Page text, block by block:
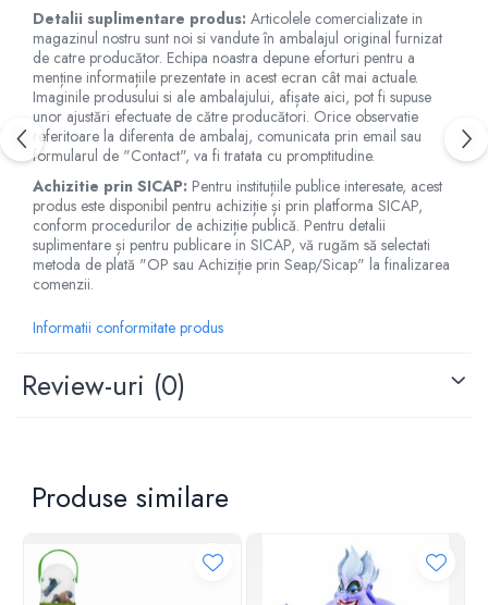
Detalii suplimentare produs: Articolele comercializate in
magazinul nostru sunt noi si vandute în ambalajul original furnizat
de catre producător. Echipa noastra depune eforturi pentru a
menține informațiile prezentate in acest ecran cât mai actuale.
Imaginile produsului si ale ambalajului, afișate aici, pot fi supuse
unor ajustări efectuate de către producători. Orice observatie
referitoare la diferenta de ambalaj, comunicata prin email sau
formularul de "Contact", va fi tratata cu promptitudine.
Achizitie prin SICAP: Pentru instituțiile publice interesate, acest
produs este disponibil pentru achiziție și prin platforma SICAP,
conform procedurilor de achiziție publică. Pentru detalii
suplimentare și pentru publicare in SICAP, vă rugăm să selectati
metoda de plată "OP sau Achiziție prin Seap/Sicap" la finalizarea
comenzii.
Informatii conformitate produs
Review-uri (0)
Produse similare